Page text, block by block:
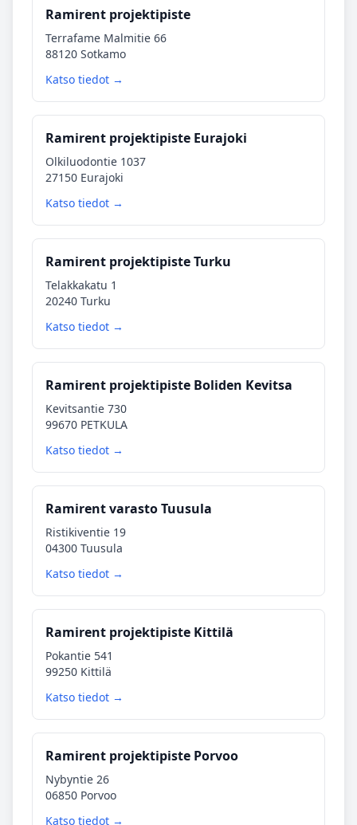
Ramirent projektipiste
Terrafame Malmitie 66
88120 Sotkamo
Katso tiedot →
Ramirent projektipiste Eurajoki
Olkiluodontie 1037
27150 Eurajoki
Katso tiedot →
Ramirent projektipiste Turku
Telakkakatu 1
20240 Turku
Katso tiedot →
Ramirent projektipiste Boliden Kevitsa
Kevitsantie 730
99670 PETKULA
Katso tiedot →
Ramirent varasto Tuusula
Ristikiventie 19
04300 Tuusula
Katso tiedot →
Ramirent projektipiste Kittilä
Pokantie 541
99250 Kittilä
Katso tiedot →
Ramirent projektipiste Porvoo
Nybyntie 26
06850 Porvoo
Katso tiedot →